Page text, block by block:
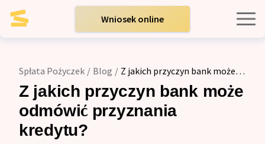
Wniosek online
Kredyty dla firm
Opinie
Spłata Pożyczek / Blog / Z jakich przyczyn bank może
odmówić przyznania kredytu?
Z jakich przyczyn bank może
odmówić przyznania
kredytu?